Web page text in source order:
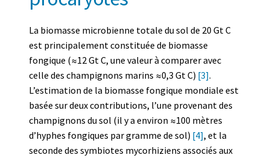
La biomasse microbienne totale du sol de 20 Gt C
est principalement constituée de biomasse
fongique (≈12 Gt C, une valeur à comparer avec
celle des champignons marins ≈0,3 Gt C) [3].
L’estimation de la biomasse fongique mondiale est
basée sur deux contributions, l’une provenant des
champignons du sol (il y a environ ≈100 mètres
d’hyphes fongiques par gramme de sol) [4], et la
seconde des symbiotes mycorhiziens associés aux